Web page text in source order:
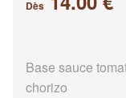
Dès
Base sauce
chorizo